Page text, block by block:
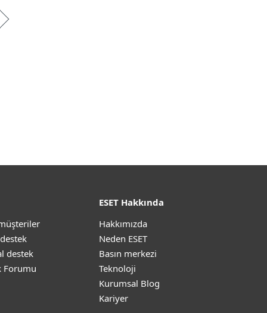
destek
Forumu
ESET Hakkında
Hakkımızda
Neden ESET
Basın merkezi
Teknoloji
Kurumsal Blog
Kariyer